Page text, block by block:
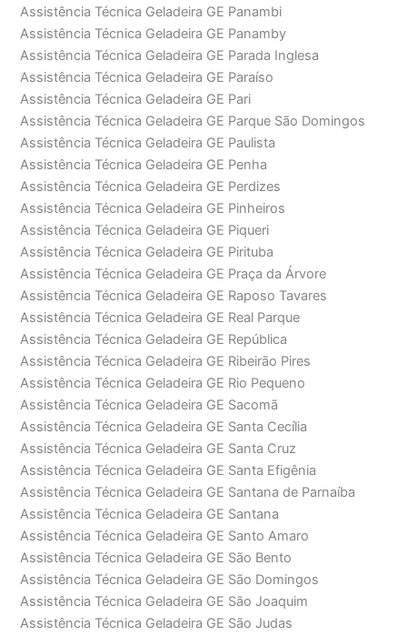
Assistência Técnica Geladeira GE Panambi
Assistência Técnica Geladeira GE Panamby
Assistência Técnica Geladeira GE Parada Inglesa
Assistência Técnica Geladeira GE Paraíso
Assistência Técnica Geladeira GE Pari
Assistência Técnica Geladeira GE Parque São Domingos
Assistência Técnica Geladeira GE Paulista
Assistência Técnica Geladeira GE Penha
Assistência Técnica Geladeira GE Perdizes
Assistência Técnica Geladeira GE Pinheiros
Assistência Técnica Geladeira GE Piqueri
Assistência Técnica Geladeira GE Pirituba
Assistência Técnica Geladeira GE Praça da Árvore
Assistência Técnica Geladeira GE Raposo Tavares
Assistência Técnica Geladeira GE Real Parque
Assistência Técnica Geladeira GE República
Assistência Técnica Geladeira GE Ribeirão Pires
Assistência Técnica Geladeira GE Rio Pequeno
Assistência Técnica Geladeira GE Sacomã
Assistência Técnica Geladeira GE Santa Cecília
Assistência Técnica Geladeira GE Santa Cruz
Assistência Técnica Geladeira GE Santa Efigênia
Assistência Técnica Geladeira GE Santana de Parnaíba
Assistência Técnica Geladeira GE Santana
Assistência Técnica Geladeira GE Santo Amaro
Assistência Técnica Geladeira GE São Bento
Assistência Técnica Geladeira GE São Domingos
Assistência Técnica Geladeira GE São Joaquim
Assistência Técnica Geladeira GE São Judas